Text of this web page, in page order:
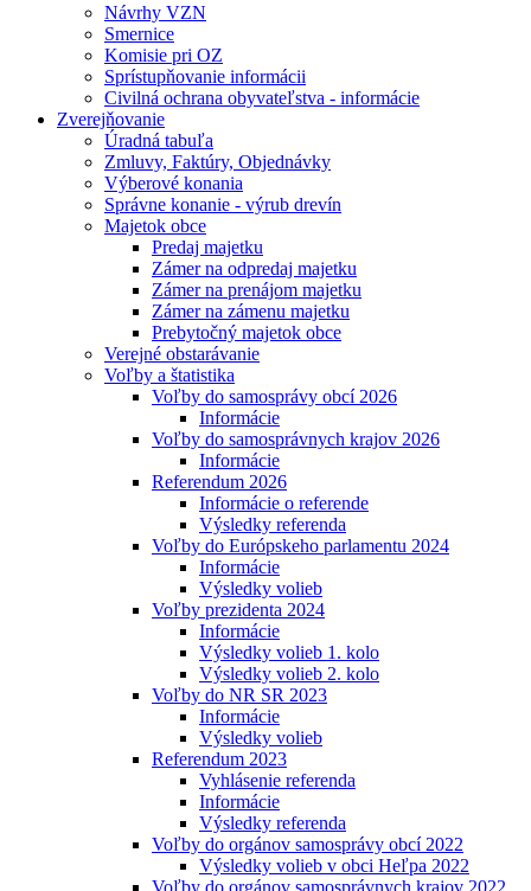
Návrhy VZN
Smernice
Komisie pri OZ
Sprístupňovanie informácii
Civilná ochrana obyvateľstva - informácie
Zverejňovanie
Úradná tabuľa
Zmluvy, Faktúry, Objednávky
Výberové konania
Správne konanie - výrub drevín
Majetok obce
Predaj majetku
Zámer na odpredaj majetku
Zámer na prenájom majetku
Zámer na zámenu majetku
Prebytočný majetok obce
Verejné obstarávanie
Voľby a štatistika
Voľby do samosprávy obcí 2026
Informácie
Voľby do samosprávnych krajov 2026
Informácie
Referendum 2026
Informácie o referende
Výsledky referenda
Voľby do Európskeho parlamentu 2024
Informácie
Výsledky volieb
Voľby prezidenta 2024
Informácie
Výsledky volieb 1. kolo
Výsledky volieb 2. kolo
Voľby do NR SR 2023
Informácie
Výsledky volieb
Referendum 2023
Vyhlásenie referenda
Informácie
Výsledky referenda
Voľby do orgánov samosprávy obcí 2022
Výsledky volieb v obci Heľpa 2022
Voľby do orgánov samosprávnych krajov 2022